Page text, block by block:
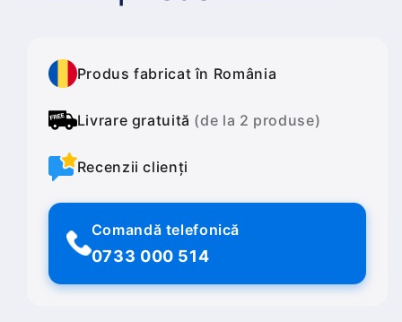
Produs fabricat în România
Livrare gratuită (de la 2 produse)
Recenzii clienți
Comandă telefonică
0733 000 514